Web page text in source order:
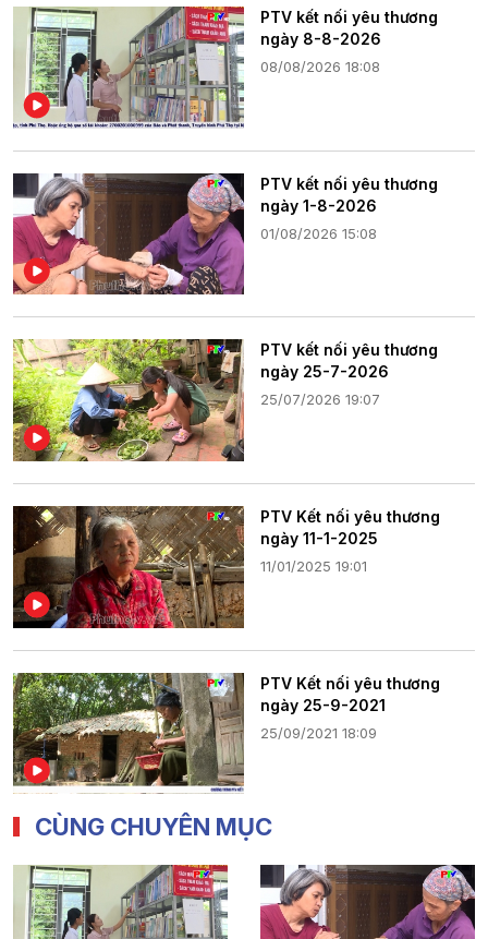
PTV kết nối yêu thương
ngày 8-8-2026
08/08/2026 18:08
PTV kết nối yêu thương
ngày 1-8-2026
01/08/2026 15:08
PTV kết nối yêu thương
ngày 25-7-2026
25/07/2026 19:07
PTV Kết nối yêu thương
ngày 11-1-2025
11/01/2025 19:01
PTV Kết nối yêu thương
ngày 25-9-2021
25/09/2021 18:09
CÙNG CHUYÊN MỤC